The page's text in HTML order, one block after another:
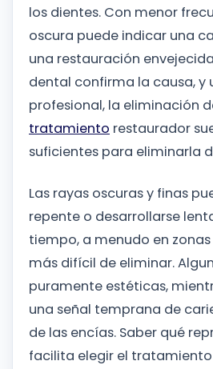
los dientes. Con menor
oscura puede indicar una
una restauración
dental confirma la causa, y
profesional, la eliminación
tratamiento restaurador
suficientes para eliminarla
Las rayas oscuras y finas
repente o desarrollarse
tiempo, a menudo en
más difícil de eliminar.
puramente estéticas,
una señal temprana de
de las encías. Saber qué
facilita elegir el